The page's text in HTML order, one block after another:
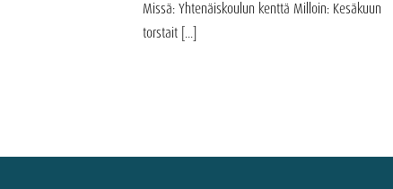
Missä: Yhtenäiskoulun kenttä Milloin: Kesäkuun
torstait [...]